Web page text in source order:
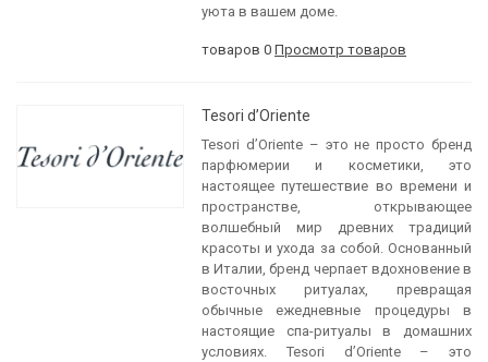
уюта в вашем доме.
товаров 0 Просмотр товаров
Tesori d’Oriente
Tesori d’Oriente – это не просто бренд
парфюмерии и косметики, это
настоящее путешествие во времени и
пространстве, открывающее
волшебный мир древних традиций
красоты и ухода за собой. Основанный
в Италии, бренд черпает вдохновение в
восточных ритуалах, превращая
обычные ежедневные процедуры в
настоящие спа-ритуалы в домашних
условиях. Tesori d’Oriente – это